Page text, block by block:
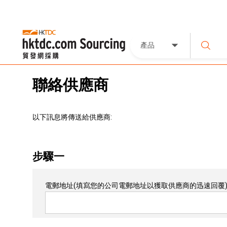
產品
聯絡供應商
以下訊息將傳送給供應商:
步驟一
電郵地址(填寫您的公司電郵地址以獲取供應商的迅速回覆)